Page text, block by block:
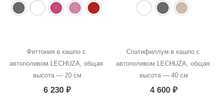
Фиттония в кашпо с
автополивом LECHUZA, общая
высота — 20 см
6 230 ₽
Спатифиллум в кашпо с
автополивом LECHUZA, общая
высота — 40 см
4 600₽